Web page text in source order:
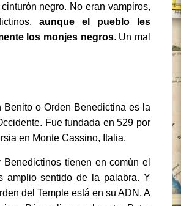
negro. No eran vampiros,
aunque el pueblo les
los monjes negros. Un mal
Benito o Orden Benedictina es la
Fue fundada en 529 por
en Monte Cassino, Italia.
Benedictinos tienen en común el
amplio sentido de la palabra. Y
del Temple está en su ADN. A